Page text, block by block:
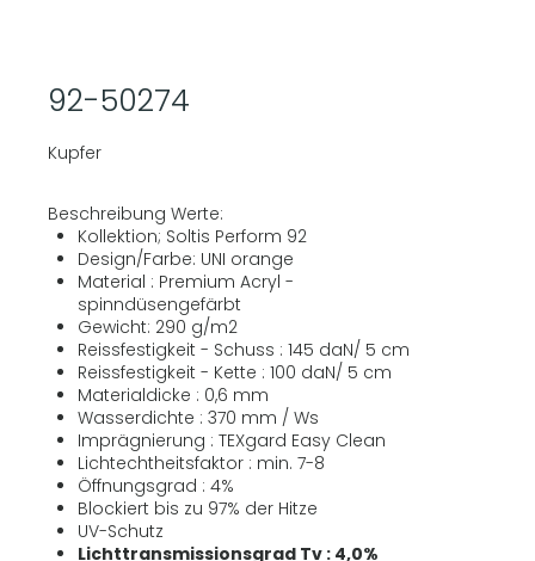
92-50274
Kupfer
Beschreibung Werte:
Kollektion; Soltis Perform 92
Design/Farbe: UNI orange
Material : Premium Acryl -
spinndüsengefärbt
Gewicht: 290 g/m2
Reissfestigkeit - Schuss : 145 daN/ 5 cm
Reissfestigkeit - Kette : 100 daN/ 5 cm
Materialdicke : 0,6 mm
Wasserdichte : 370 mm / Ws
Imprägnierung : TEXgard Easy Clean
Lichtechtheitsfaktor : min. 7-8
Öffnungsgrad : 4%
Blockiert bis zu 97% der Hitze
UV-Schutz
Lichttransmissionsgrad Tv : 4,0%